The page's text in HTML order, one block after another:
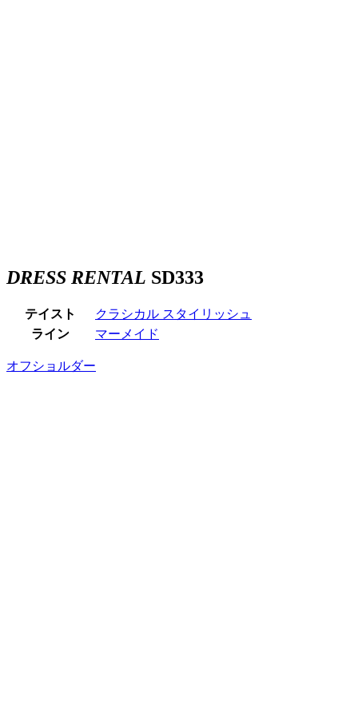
DRESS RENTAL SD333
テイスト クラシカル スタイリッシュ
ライン
マーメイド
オフショルダー